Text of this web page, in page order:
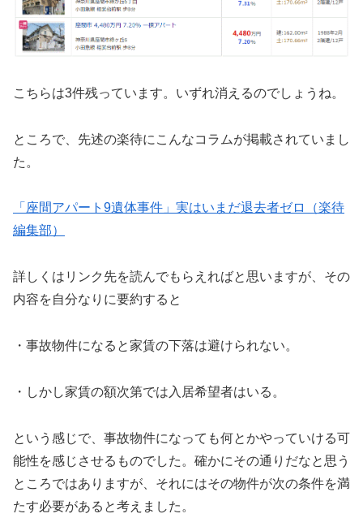
こちらは3件残っています。いずれ消えるのでしょうね。
ところで、先述の楽待にこんなコラムが掲載されていまし
た。
「座間アパート9遺体事件」実はいまだ退去者ゼロ（楽待
編集部）
詳しくはリンク先を読んでもらえればと思いますが、その
内容を自分なりに要約すると
・事故物件になると家賃の下落は避けられない。
・しかし家賃の額次第では入居希望者はいる。
という感じで、事故物件になっても何とかやっていける可
能性を感じさせるものでした。確かにその通りだなと思う
ところではありますが、それにはその物件が次の条件を満
たす必要があると考えました。